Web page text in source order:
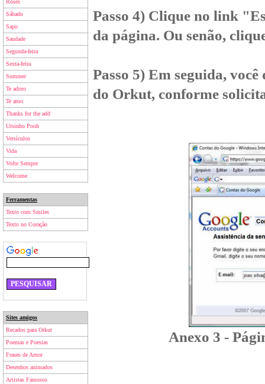
Roses
Sábado
Sapo
Saudade
Segunda-feira
Sexta-feira
Summer
Te adoro
Te amo
Thanks for the add
Ursinho Pooh
Versículos
Vida
Volte Sempre
Welcome
Ferramentas
Texto com Smiles
Texto no Coração
Sites amigos
Recados para Orkut
Poemas e Poesias
Frases de Amor
Desenhos animados
Artistas Famosos
Passo 4) Clique no link
da página. Ou senão,
Passo 5) Em seguida,
do Orkut, conforme
Anexo 3 -